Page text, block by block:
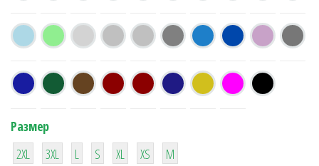
Размер
38
2XL
16
3XL
42
L
42
S
42
XL XS
М